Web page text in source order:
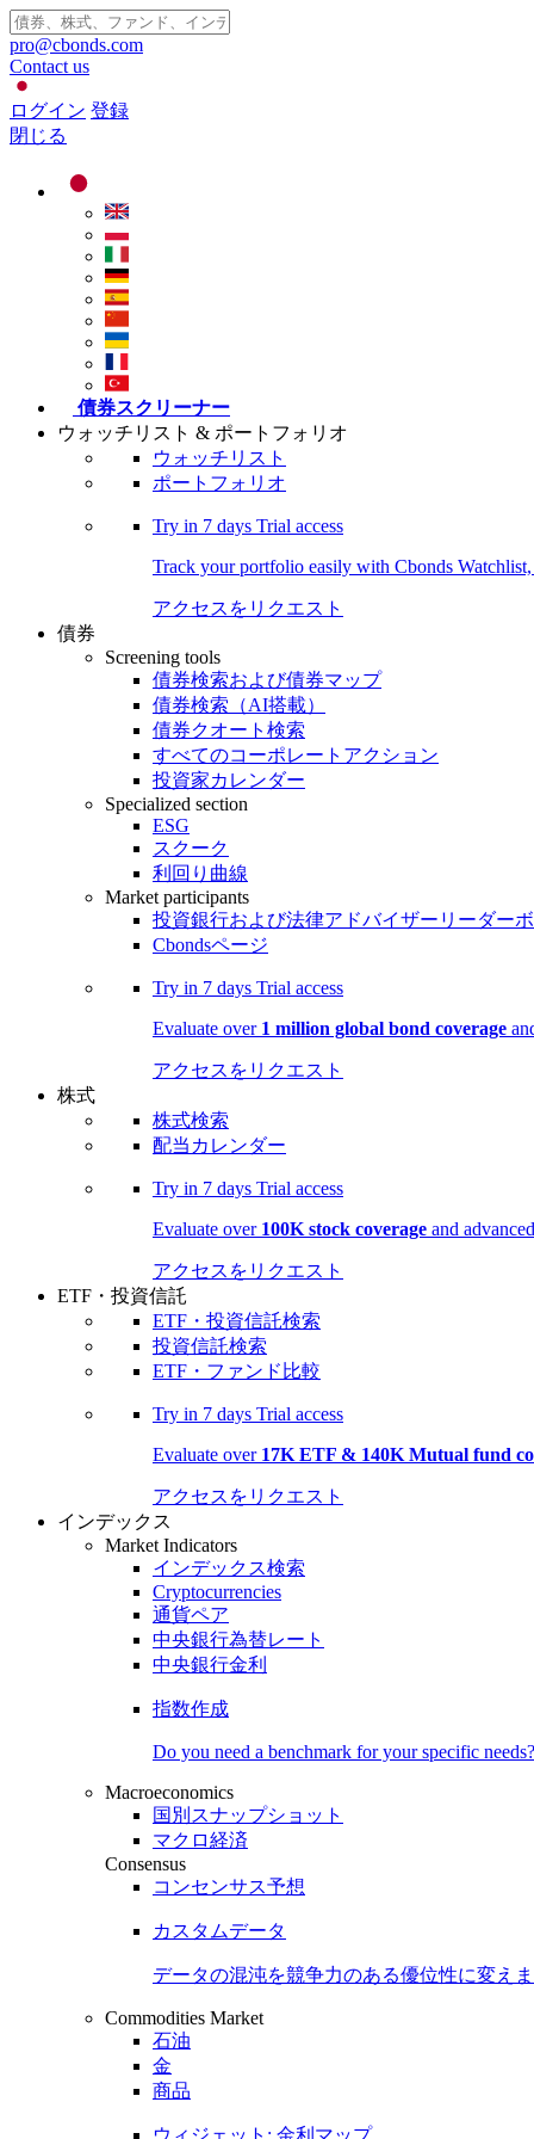
pro@cbonds.com
Contact us
ログイン 登録
閉じる
債券スクリーナー
ウォッチリスト & ポートフォリオ
ウォッチリスト
ポートフォリオ
Try in 7 days Trial access
Track your portfolio easily with Cbonds
アクセスをリクエスト
債券
Screening tools
債券検索および債券マップ
債券検索（AI搭載）
債券クオート検索
すべてのコーポレートアクション
投資家カレンダー
Specialized section
ESG
スクーク
利回り曲線
Market participants
投資銀行および法律アドバイザーリーダー
Cbondsページ
Try in 7 days Trial access
Evaluate over 1 million global bond coverage
アクセスをリクエスト
株式
株式検索
配当カレンダー
Try in 7 days Trial access
Evaluate over 100K stock coverage and
アクセスをリクエスト
ETF・投資信託
ETF・投資信託検索
投資信託検索
ETF・ファンド比較
Try in 7 days Trial access
Evaluate over 17K ETF & 140K Mutual fund
アクセスをリクエスト
インデックス
Market Indicators
インデックス検索
Cryptocurrencies
通貨ペア
中央銀行為替レート
中央銀行金利
指数作成
Do you need a benchmark for your specific needs?
Macroeconomics
国別スナップショット
マクロ経済
Consensus
コンセンサス予想
カスタムデータ
データの混沌を競争力のある優位性に変え
Commodities Market
石油
金
商品
ウィジェット: 金利マップ